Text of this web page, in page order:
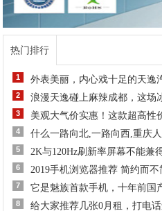
热门排行
1 外表美丽，内心戏十足的天逸
2 浪漫天逸碰上麻辣成都，这场
3 美观大气价实惠！这款超高性
4 什么一路向北,一路向西,重庆
5 2K与120Hz刷新率屏幕不能兼
6 2019手机浏览器推荐 简约而不
7 它是魅族首款手机，十年前国
8 给大家推荐几张0月租，打电